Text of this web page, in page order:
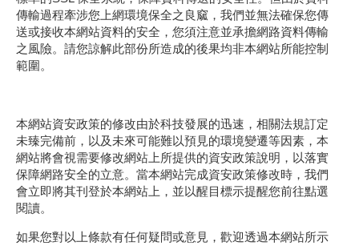
送或接收本網站資料的安全，您須注意並承擔網路資料傳輸
之風險。請您諒解此部份所造成的後果均非本網站所能控制
範圍。
未臻完備前，以及未來可能難以預見的環境變遷等因素，本
網站將會視需要修改網站上所提供的資安政策說明，以落實
保障網路安全的立意。當本網站完成資安政策修改時，我們
會立即將其刊登於本網站上，並以醒目標示提醒您前往點選
閱讀。
如果您對以上條款有任何疑問或意見，歡迎透過本網站所示
之
聯絡方式 與我們聯絡。